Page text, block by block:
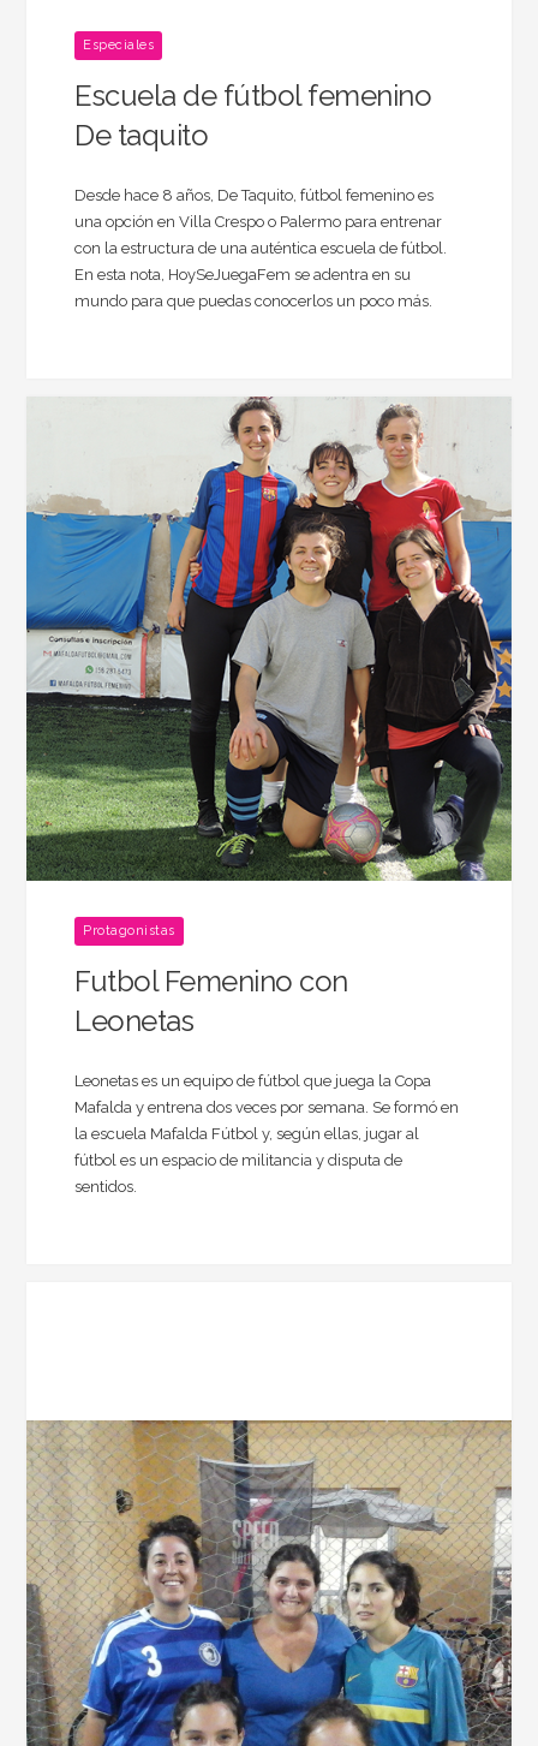
Especiales
Escuela de fútbol femenino
De taquito
Desde hace 8 años, De Taquito, fútbol femenino es
una opción en Villa Crespo o Palermo para entrenar
con la estructura de una auténtica escuela de fútbol.
En esta nota, HoySeJuegaFem se adentra en su
mundo para que puedas conocerlos un poco más.
Protagonistas
Futbol Femenino con
Leonetas
Leonetas es un equipo de fútbol que juega la Copa
Mafalda y entrena dos veces por semana. Se formó en
la escuela Mafalda Fútbol y, según ellas, jugar al
fútbol es un espacio de militancia y disputa de
sentidos.